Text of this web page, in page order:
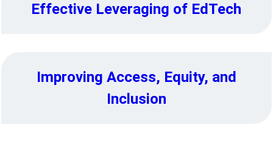
Effective Leveraging of EdTech
Improving Access, Equity, and
Inclusion